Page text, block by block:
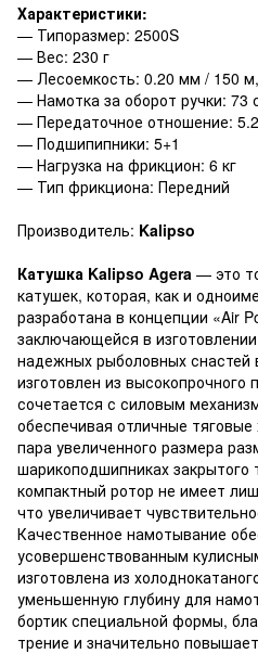
Характеристики:
— Типоразмер: 2500S
— Вес: 230 г
— Лесоемкость: 0.20 мм / 150
— Намотка за оборот ручки: 73
— Передаточное отношение:
— Подшипипники: 5+1
— Нагрузка на фрикцион: 6 кг
— Тип фрикциона: Передний
Производитель: Kalipso
Катушка Kalipso Agera — это
катушек, которая, как и
разработана в концепции «Air
заключающейся в
надежных рыболовных снастей
изготовлен из высокопрочного
сочетается с силовым
обеспечивая отличные тяговые
пара увеличенного размера
шарикоподшипниках закрытого
компактный ротор не имеет
что увеличивает
Качественное намотывание
усовершенствованным
изготовлена из
уменьшенную глубину для
бортик специальной формы,
трение и значительно